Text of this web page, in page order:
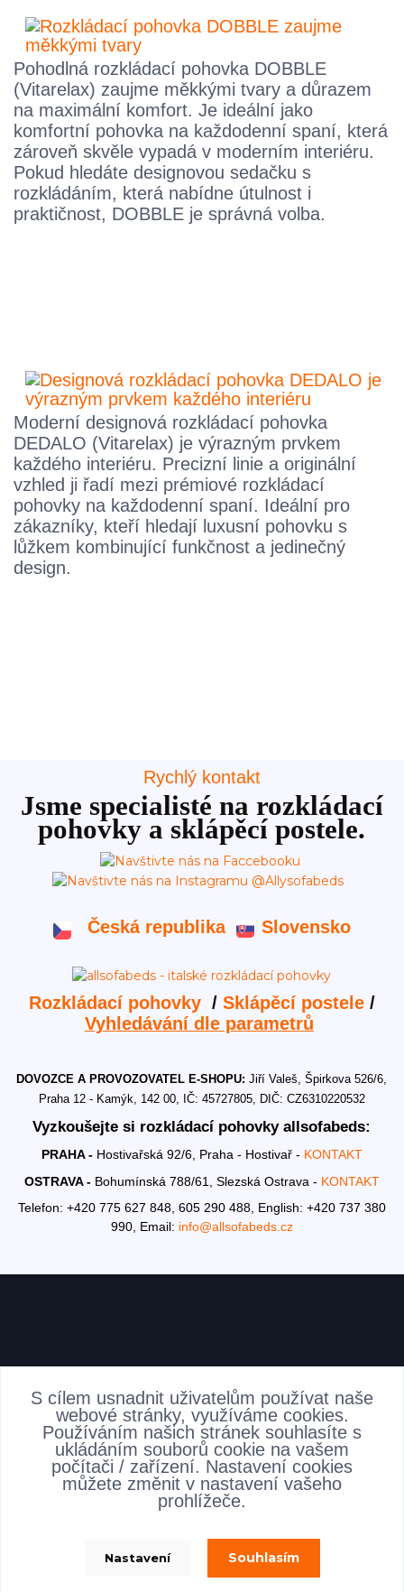
Pohodlná rozkládací pohovka DOBBLE
(Vitarelax) zaujme měkkými tvary a důrazem
na maximální komfort. Je ideální jako
komfortní pohovka na každodenní spaní, která
zároveň skvěle vypadá v moderním interiéru.
Pokud hledáte designovou sedačku s
rozkládáním, která nabídne útulnost i
praktičnost, DOBBLE je správná volba.
Moderní designová rozkládací pohovka
DEDALO (Vitarelax) je výrazným prvkem
každého interiéru. Precizní linie a originální
vzhled ji řadí mezi prémiové rozkládací
pohovky na každodenní spaní. Ideální pro
zákazníky, kteří hledají luxusní pohovku s
lůžkem kombinující funkčnost a jedinečný
design.
Rychlý kontakt
Jsme specialisté na rozkládací
pohovky a sklápěcí postele.
Česká republika Slovensko
Rozkládací pohovky / Sklápěcí postele/
Vyhledávání dle parametrů
DOVOZCE A PROVOZOVATEL E-SHOPU:Jiří Valeš, Špirkova 526/6,
Praha 12 - Kamýk, 142 00, IČ: 45727805, DIČ: CZ6310220532
Vyzkoušejte si rozkládací pohovky allsofabeds:
PRAHA - Hostivařská 92/6, Praha - Hostivař - KONTAKT
OSTRAVA - Bohumínská 788/61, Slezská Ostrava - KONTAKT
Telefon: +420 775 627 848, 605 290 488, English: +420 737 380
990, Email: info@allsofabeds.cz
AKTUALITY
S cílem usnadnit uživatelům používat naše
webové stránky, využíváme cookies.
Používáním našich stránek souhlasíte s
ukládáním souborů cookie na vašem
počítači / zařízení. Nastavení cookies
můžete změnit v nastavení vašeho
prohlížeče.
Nastavení Souhlasím